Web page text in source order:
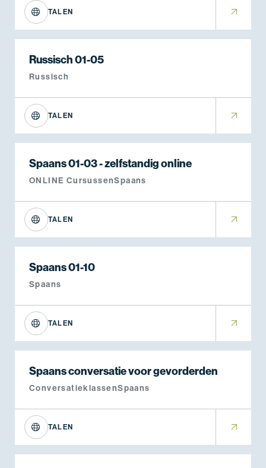
TALEN
Russisch 01-05
Russisch
TALEN
Spaans 01-03 - zelfstandig online
ONLINE CursussenSpaans
TALEN
Spaans 01-10
Spaans
TALEN
Spaans conversatie voor gevorderden
ConversatieklassenSpaans
TALEN